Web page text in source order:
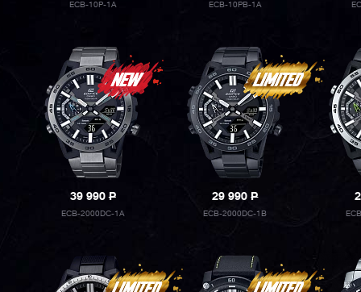
ECB-10P-1A ECB-10PB-1A
39 990P
ECB-2000DC-1A
29 990P
ECB-2000DC-1B